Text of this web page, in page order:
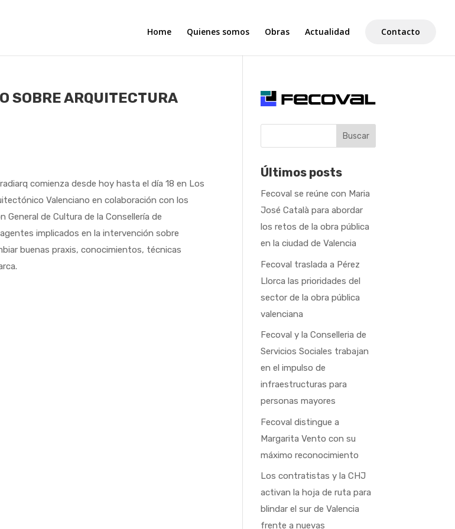
Home Quienes somos Obras Actualidad Contacto
SOBRE ARQUITECTURA
comienza desde hoy hasta el día 18 en Los
Valenciano en colaboración con los
General de Cultura de la Consellería de
implicados en la intervención sobre
buenas praxis, conocimientos, técnicas
Buscar
Últimos posts
Fecoval se reúne con Maria
José Català para abordar
los retos de la obra pública
en la ciudad de Valencia
Fecoval traslada a Pérez
Llorca las prioridades del
sector de la obra pública
valenciana
Fecoval y la Conselleria de
Servicios Sociales trabajan
en el impulso de
infraestructuras para
personas mayores
Fecoval distingue a
Margarita Vento con su
máximo reconocimiento
Los contratistas y la CHJ
activan la hoja de ruta para
blindar el sur de Valencia
frente a nuevas